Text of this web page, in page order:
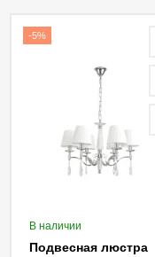
-5%
В наличии
Подвесная люстра